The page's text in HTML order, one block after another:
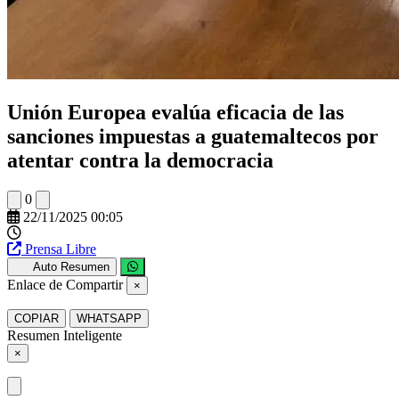
Unión Europea evalúa eficacia de las
sanciones impuestas a guatemaltecos por
atentar contra la democracia
0
22/11/2025 00:05
Prensa Libre
Auto Resumen
Enlace de Compartir ×
COPIAR WHATSAPP
Resumen Inteligente
×